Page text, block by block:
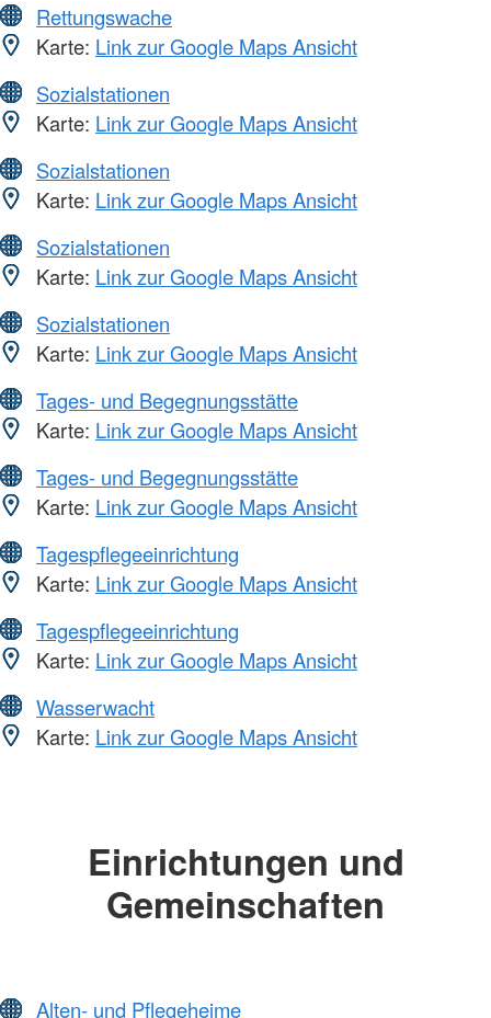
Rettungswache
Karte: Link zur Google Maps Ansicht
Sozialstationen
Karte: Link zur Google Maps Ansicht
Sozialstationen
Karte: Link zur Google Maps Ansicht
Sozialstationen
Karte: Link zur Google Maps Ansicht
Sozialstationen
Karte: Link zur Google Maps Ansicht
Tages- und Begegnungsstätte
Karte: Link zur Google Maps Ansicht
Tages- und Begegnungsstätte
Karte: Link zur Google Maps Ansicht
Tagespflegeeinrichtung
Karte: Link zur Google Maps Ansicht
Tagespflegeeinrichtung
Karte: Link zur Google Maps Ansicht
Wasserwacht
Karte: Link zur Google Maps Ansicht
Einrichtungen und
Gemeinschaften
Alten- und Pflegeheime